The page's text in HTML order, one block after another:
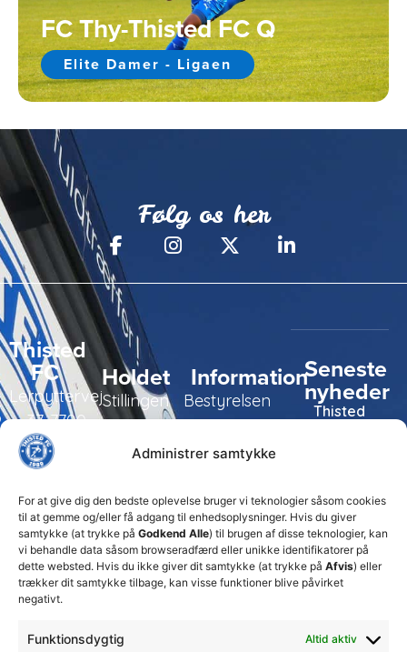
Administrer samtykke
For at give dig den bedste oplevelse bruger vi teknologier såsom cookies
til at gemme og/eller få adgang til enhedsoplysninger. Hvis du giver
samtykke (at trykke på Godkend Alle) til brugen af disse teknologier, kan
vi behandle data såsom browseradfærd eller unikke identifikatorer på
dette websted. Hvis du ikke giver dit samtykke (at trykke på Afvis) eller
trækker dit samtykke tilbage, kan visse funktioner blive påvirket
negativt.
Funktionsdygtig Altid aktiv
FC Thy-Thisted FC Q
Elite Damer - Ligaen
Følg os her
Thisted
FC
Lerpyttervej
37, 7700
Thisted
99 19
19
Holdet
Stillingen
Trænerteamet
Information
Bestyrelsen
ledelse
Erhverv
Club 500
Seneste
nyheder
Thisted
for at
sikre
klubbens
fremtid
15. juli 2026
𝘀𝗽𝗶𝗹𝗹𝗲𝗿
17. april 2026